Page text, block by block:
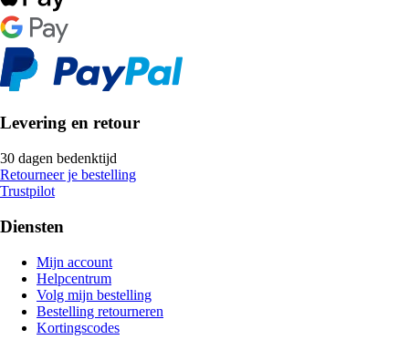
Levering en retour
30 dagen bedenktijd
Retourneer je bestelling
Trustpilot
Diensten
Mijn account
Helpcentrum
Volg mijn bestelling
Bestelling retourneren
Kortingscodes